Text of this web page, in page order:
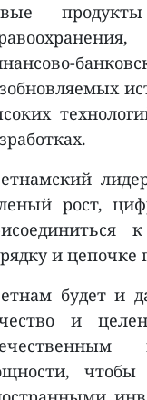
рост,
и цепочке
будет и
и
чтобы